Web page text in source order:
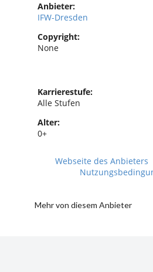
Anbieter:
IFW-Dresden
Copyright:
None
Karrierestufe:
Alle Stufen
Alter:
0+
Webseite des Anbieters
Mehr von diesem Anbieter